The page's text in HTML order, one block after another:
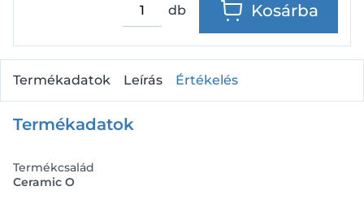
db Kosárba
Termékadatok Leírás Értékelés
Termékadatok
Termékcsalád
Ceramic O